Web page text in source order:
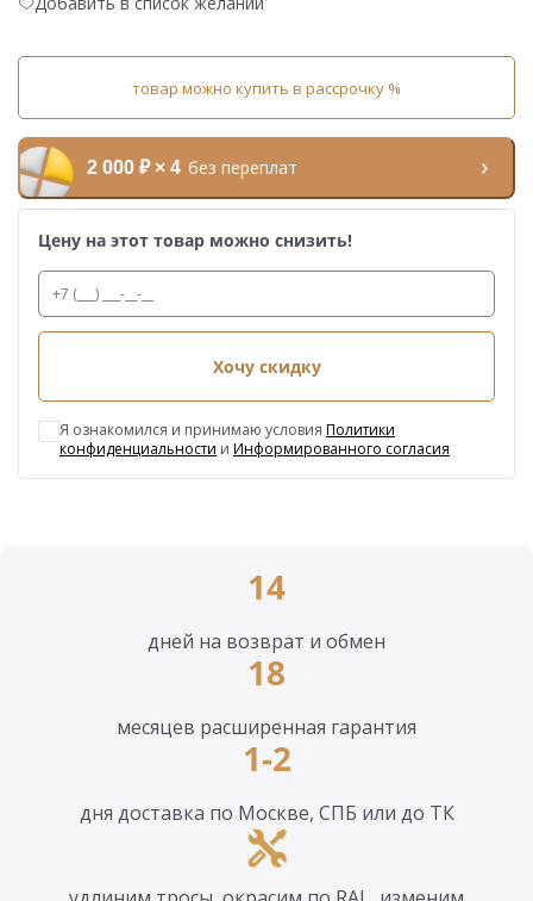
товар можно купить в рассрочку %
2 000 ₽ × 4 без переплат
Цену на этот товар можно снизить!
Хочу скидку
Я ознакомился и принимаю условия Политики
конфиденциальности и Информированного согласия
14
дней на возврат и обмен
18
месяцев расширенная гарантия
1-2
дня доставка по Москве, СПБ или до ТК